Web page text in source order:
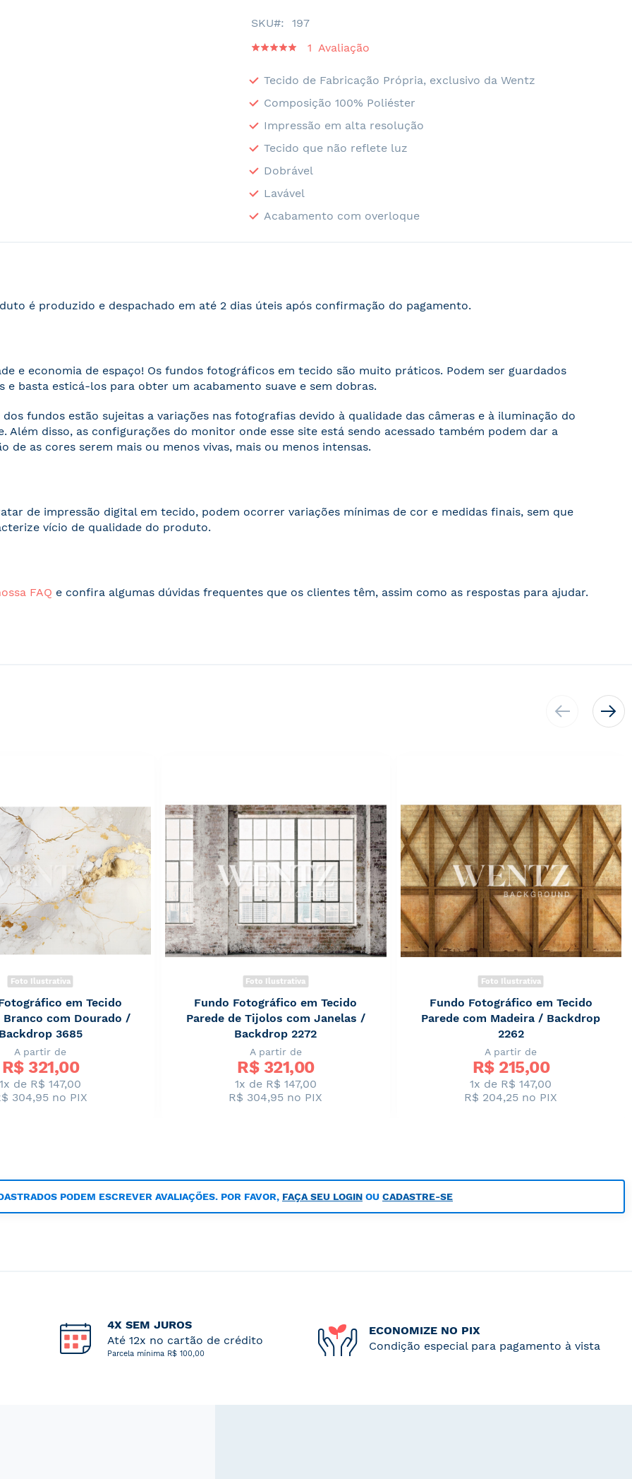
SKU
197
Classificação:
1 Avaliação
Tecido de Fabricação Própria, exclusivo da Wentz
Composição 100% Poliéster
Impressão em alta resolução
Tecido que não reflete luz
Dobrável
Lavável
Acabamento com overloque
é produzido e despachado em até 2 dias úteis após confirmação do pagamento.
e economia de espaço! Os fundos fotográficos em tecido são muito práticos. Podem ser guardados
e basta esticá-los para obter um acabamento suave e sem dobras.
dos fundos estão sujeitas a variações nas fotografias devido à qualidade das câmeras e à iluminação do
Além disso, as configurações do monitor onde esse site está sendo acessado também podem dar a
de as cores serem mais ou menos vivas, mais ou menos intensas.
de impressão digital em tecido, podem ocorrer variações mínimas de cor e medidas finais, sem que
vício de qualidade do produto.
FAQ e confira algumas dúvidas frequentes que os clientes têm, assim como as respostas para ajudar.
Foto Ilustrativa
em Tecido
Branco com Dourado /
Backdrop 3685
A partir de
R$ 321,00
1x de R$ 147,00
304,95no PIX
Foto Ilustrativa
Fundo Fotográfico em Tecido
Parede de Tijolos com Janelas /
Backdrop 2272
A partir de
R$ 321,00
1x de R$ 147,00
R$ 304,95 no PIX
Foto Ilustrativa
Fundo Fotográfico em Tecido
Parede com Madeira / Backdrop
2262
A partir de
R$ 215,00
1x de R$ 147,00
R$ 204,25 no PIX
PODEM ESCREVER AVALIAÇÕES. POR FAVOR, FAÇA SEU LOGIN OU CADASTRE-SE
4X SEM JUROS
Até 12x no cartão de crédito
Parcela mínima R$ 100,00
ECONOMIZE NO PIX
Condição especial para pagamento à vista